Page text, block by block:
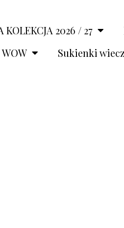
KOLEKCJA 2026 / 27
Sukienki